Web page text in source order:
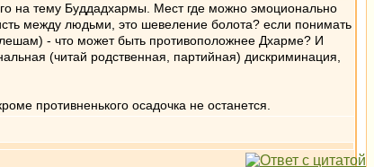
на тему Буддадхармы. Мест где можно эмоционально
между людьми, это шевеление болота? если понимать
- что может быть противоположнее Дхарме? И
(читай родственная, партийная) дискриминация,
противненького осадочка не останется.